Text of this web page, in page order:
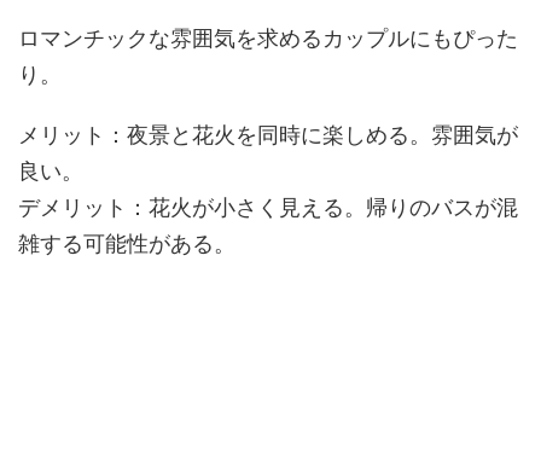
ロマンチックな雰囲気を求めるカップルにもぴった
り。
メリット： 夜景と花火を同時に楽しめる。雰囲気が
良い。
デメリット： 花火が小さく見える。帰りのバスが混
雑する可能性がある。